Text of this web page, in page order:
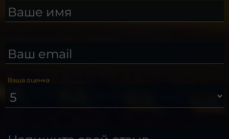
Ваше имя
Ваш email
Ваша оценка